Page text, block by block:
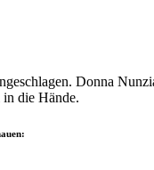
Donna
die Hände.